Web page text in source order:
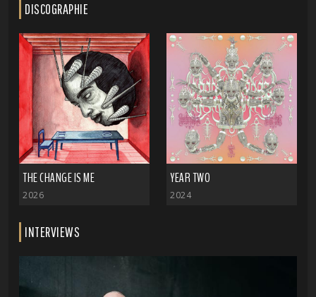
DISCOGRAPHIE
THE CHANGE IS ME
2026
YEAR TWO
2024
INTERVIEWS